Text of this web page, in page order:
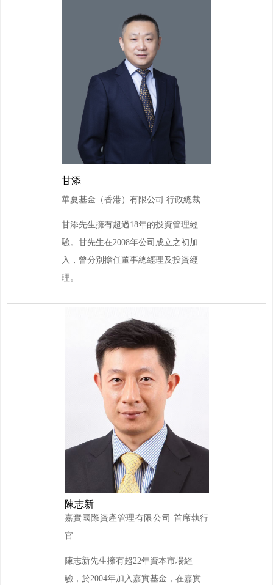
甘添
華夏基金（香港）有限公司 行政總裁
甘添先生擁有超過18年的投資管理經
驗。甘先生在2008年公司成立之初加
入，曾分別擔任董事總經理及投資經
理。
陳志新
嘉實國際資產管理有限公司 首席執行
官
陳志新先生擁有超22年資本市場經
驗，於2004年加入嘉實基金，在嘉實